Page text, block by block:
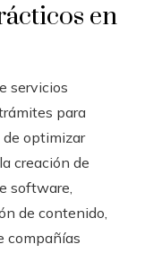
en
servicios
para
de optimizar
creación de
software,
de contenido,
compañías